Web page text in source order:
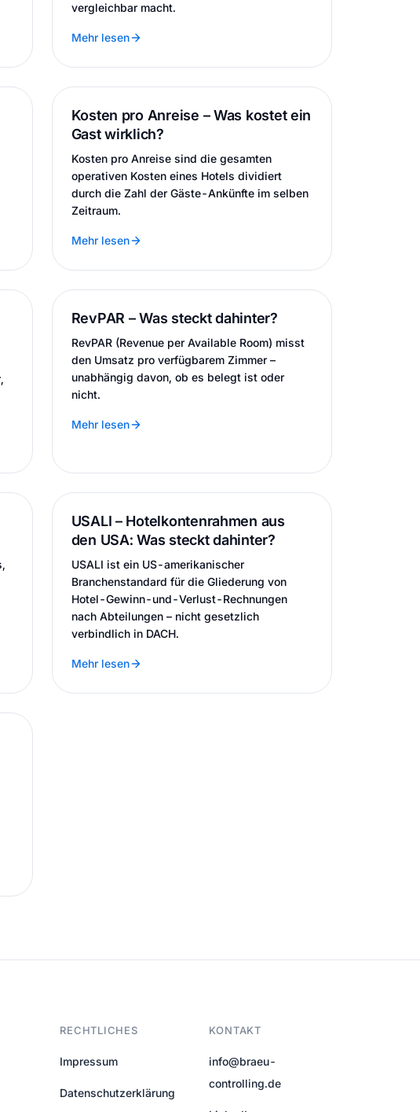
vergleichbar macht.
Mehr lesen
Kosten pro Anreise – Was kostet ein
Gast wirklich?
Kosten pro Anreise sind die gesamten
operativen Kosten eines Hotels dividiert
durch die Zahl der Gäste-Ankünfte im selben
Zeitraum.
Mehr lesen
RevPAR – Was steckt dahinter?
RevPAR (Revenue per Available Room) misst
den Umsatz pro verfügbarem Zimmer –
unabhängig davon, ob es belegt ist oder
nicht.
Mehr lesen
USALI – Hotelkontenrahmen aus
den USA: Was steckt dahinter?
USALI ist ein US-amerikanischer
Branchenstandard für die Gliederung von
Hotel-Gewinn-und-Verlust-Rechnungen
nach Abteilungen – nicht gesetzlich
verbindlich in DACH.
Mehr lesen
RECHTLICHES
Impressum
Datenschutzerklärung
KONTAKT
info@braeu-
controlling.de